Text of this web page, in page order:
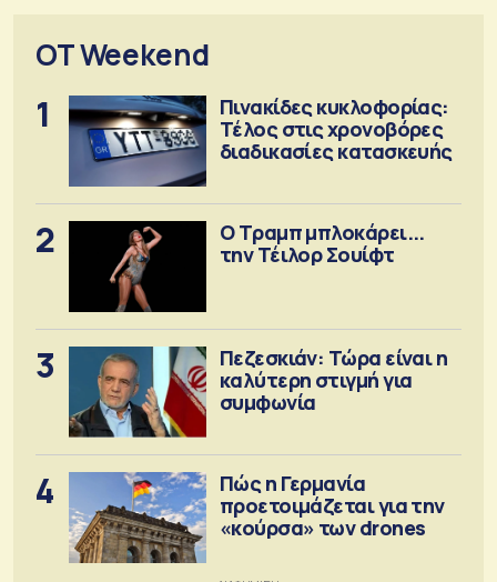
OT Weekend
1
Πινακίδες κυκλοφορίας:
Τέλος στις χρονοβόρες
διαδικασίες κατασκευής
2
Ο Τραμπ μπλοκάρει...
την Τέιλορ Σουίφτ
3
Πεζεσκιάν: Τώρα είναι η
καλύτερη στιγμή για
συμφωνία
4
Πώς η Γερμανία
προετοιμάζεται για την
«κούρσα» των drones